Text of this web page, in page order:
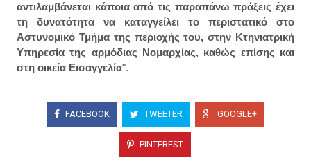
αντιλαμβάνεται κάποια από τις παραπάνω πράξεις έχει
τη δυνατότητα να καταγγείλει το περιστατικό στο
Αστυνομικό Τμήμα της περιοχής του, στην Κτηνιατρική
Υπηρεσία της αρμόδιας Νομαρχίας, καθώς επίσης και
στη οικεία Εισαγγελία".
FACEBOOK TWEETER GOOGLE+
PINTEREST